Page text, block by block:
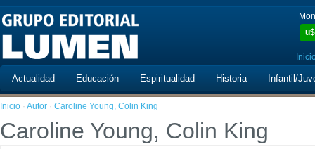
u$
Actualidad Educación Espiritualidad Historia Infantil/
Inicio · Autor · Caroline Young, Colin King
Caroline Young, Colin King